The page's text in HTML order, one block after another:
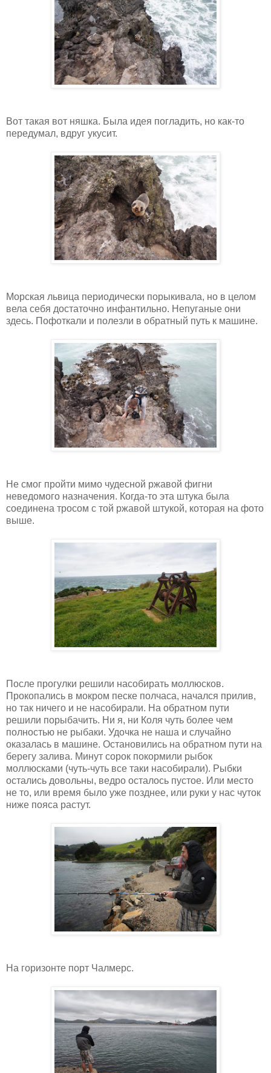
Вот такая вот няшка. Была идея погладить, но как-то
передумал, вдруг укусит.
Морская львица периодически порыкивала, но в целом
вела себя достаточно инфантильно. Непуганые они
здесь. Пофоткали и полезли в обратный путь к машине.
Не смог пройти мимо чудесной ржавой фигни
неведомого назначения. Когда-то эта штука была
соединена тросом с той ржавой штукой, которая на фото
выше.
После прогулки решили насобирать моллюсков.
Прокопались в мокром песке полчаса, начался прилив,
но так ничего и не насобирали. На обратном пути
решили порыбачить. Ни я, ни Коля чуть более чем
полностью не рыбаки. Удочка не наша и случайно
оказалась в машине. Остановились на обратном пути на
берегу залива. Минут сорок покормили рыбок
моллюсками (чуть-чуть все таки насобирали). Рыбки
остались довольны, ведро осталось пустое. Или место
не то, или время было уже позднее, или руки у нас чуток
ниже пояса растут.
На горизонте порт Чалмерс.